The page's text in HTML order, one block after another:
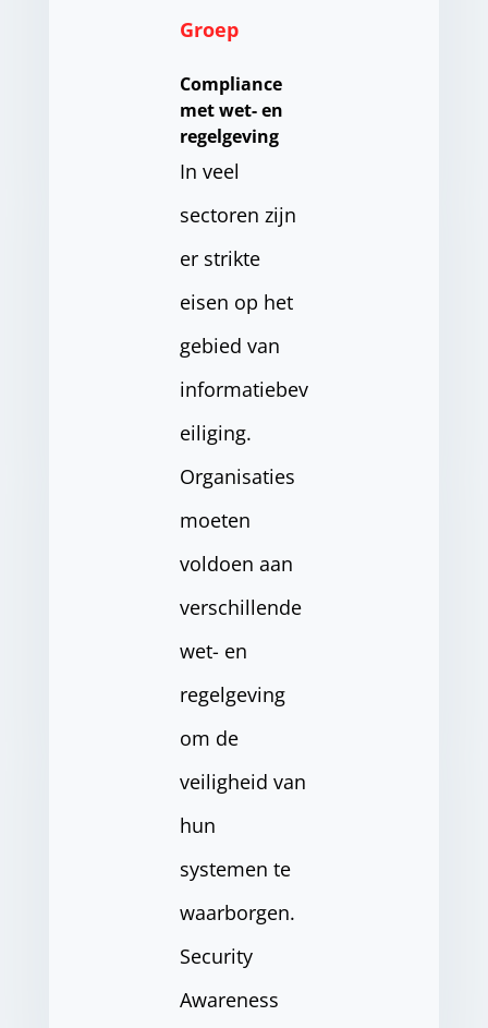
Groep
Compliance
met wet- en
regelgeving
In veel
sectoren zijn
er strikte
eisen op het
gebied van
informatiebev
eiliging.
Organisaties
moeten
voldoen aan
verschillende
wet- en
regelgeving
om de
veiligheid van
hun
systemen te
waarborgen.
Security
Awareness